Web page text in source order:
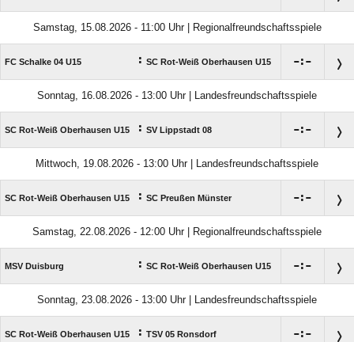
Samstag, 15.08.2026 - 11:00 Uhr | Regionalfreundschaftsspiele
FC Schalke 04 U15 : SC Rot-Weiß Oberhausen U15 :
Sonntag, 16.08.2026 - 13:00 Uhr | Landesfreundschaftsspiele
SC Rot-Weiß Oberhausen U15 : SV Lippstadt 08 :
Mittwoch, 19.08.2026 - 13:00 Uhr | Landesfreundschaftsspiele
SC Rot-Weiß Oberhausen U15 : SC Preußen Münster :
Samstag, 22.08.2026 - 12:00 Uhr | Regionalfreundschaftsspiele
MSV Duisburg : SC Rot-Weiß Oberhausen U15 :
Sonntag, 23.08.2026 - 13:00 Uhr | Landesfreundschaftsspiele
SC Rot-Weiß Oberhausen U15 : TSV 05 Ronsdorf :